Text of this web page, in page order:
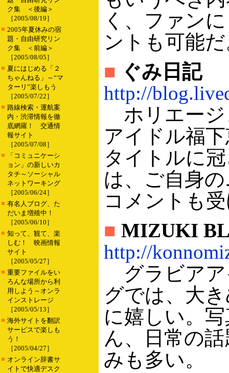
ク集 ＜後編＞
［2005/08/19］
■ 2005年夏休みの宿
題・自由研究リン
ク集 ＜前編＞
［2005/08/05］
■ 夏にはじめる「２
ちゃんねる」～“マ
ターリ”楽しもう
［2005/07/22］
■ 路線検索・運航案
内・渋滞情報を徹
底網羅！ 交通情
報サイト
［2005/07/08］
■
「コミュニケーシ
ョン」の新しいカ
タチ～ソーシャル
ネットワーキング
［2005/06/24］
■ 有名人ブログ、た
だいま増殖中！
［2005/06/10］
■ 知って、観て、楽
しむ！ 映画情報
サイト
［2005/05/27］
■ 重要ファイルをい
ろんな場所から利
用しよう～オンラ
インストレージ
［2005/05/13］
■ 海外サイトを翻訳
サービスで楽しも
う！
［2005/04/27］
■ オンライン辞書サ
イトで快適デスク
く、ファン
ントも可能
■ ぐみ日記
http://
ホリエージ
アイドル福
タイトルに
は、ご自身
コメントも
■ MIZUKI
http://
グラビアア
グでは、大
に嬉しい。
ん、日常の
みも多い。